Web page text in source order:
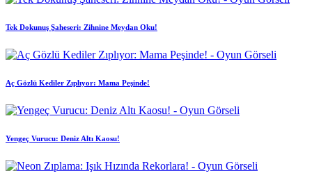
Tek Dokunuş Şaheseri: Zihnine Meydan Oku!
Aç Gözlü Kediler Zıplıyor: Mama Peşinde!
Yengeç Vurucu: Deniz Altı Kaosu!